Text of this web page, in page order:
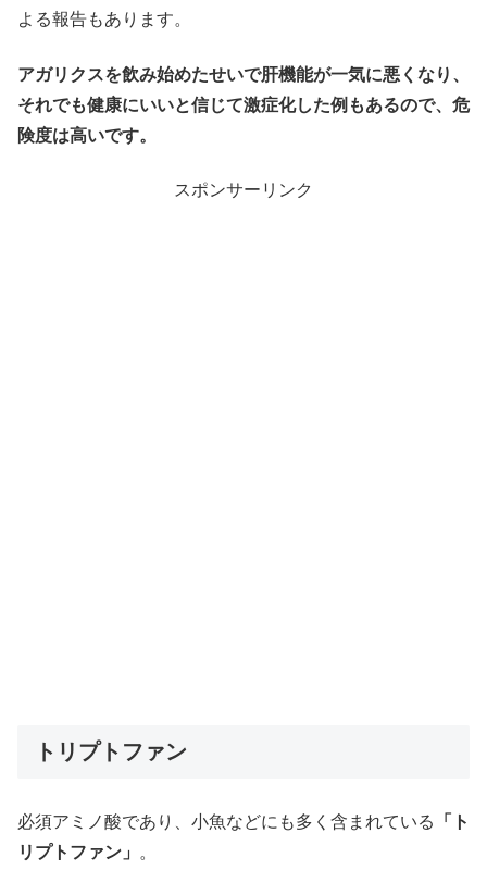
よる報告もあります。
アガリクスを飲み始めたせいで肝機能が一気に悪くなり、
それでも健康にいいと信じて激症化した例もあるので、危
険度は高いです。
スポンサーリンク
トリプトファン
必須アミノ酸であり、小魚などにも多く含まれている
「ト
リプトファン」
。